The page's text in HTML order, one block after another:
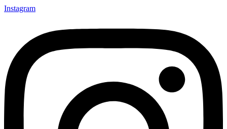
Instagram